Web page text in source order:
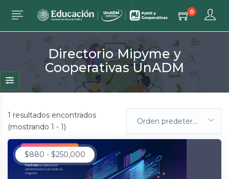
0
Directorio Mipyme y
Cooperativas UnADM
1 resultados encontrados
(mostrando 1 - 1)
Orden predeterminada
$880 - $250,000